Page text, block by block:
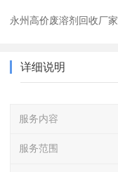
永州高价废溶剂回收厂家
详细说明
服务内容
服务范围